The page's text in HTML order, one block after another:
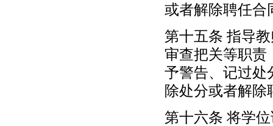
或者解除聘任合
第十五条 指导
审查把关等职责
予警告、记过处
除处分或者解除
第十六条 将学